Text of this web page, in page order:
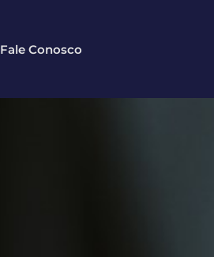
Fale Conosco